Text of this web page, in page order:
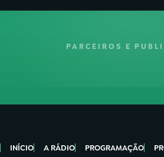
PARCEIROS E
INÍCIO A RÁDIO PROGRAMAÇÃO